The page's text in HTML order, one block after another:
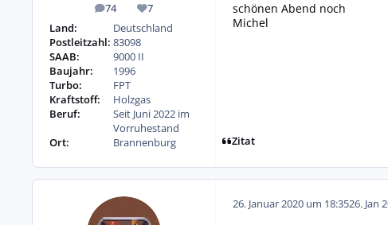
74
Beiträge 7
Reputation
Land:
Deutschland
Postleitzahl: 83098
SAAB:
9000 II
Baujahr:
1996
Turbo:
FPT
Kraftstoff:
Holzgas
Beruf:
Seit Juni 2022 im
Vorruhestand
Ort:
Brannenburg
schönen Abend noch
Michel
Zitat
26. Januar 2020 um 18:3526. Jan